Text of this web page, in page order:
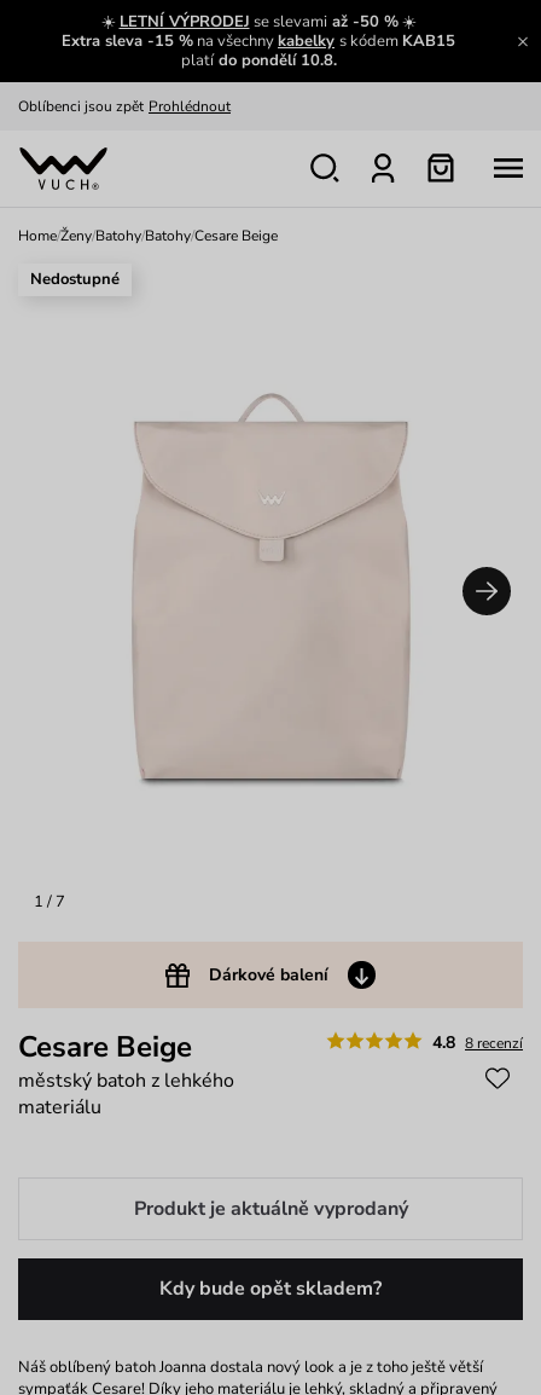
☀️ LETNÍ VÝPRODEJ se slevamiaž -50 %☀️
Extra sleva -15 % na všechnykabelky s kódem KAB15
platído pondělí 10.8.
Zajímavosti ze světa Vuch:
Zobrazit
Oblíbenci jsou zpět Prohlédnout
Nech se inspirovat
Home/Ženy/Batohy/Batohy/Cesare Beige
1 / 7
Dárkové balení
Nedostupné
4.8 8 recenzí
Cesare Beige
městský batoh z lehkého
materiálu
Produkt je aktuálně vyprodaný
Kdy bude opět skladem?
Náš oblíbený batoh Joanna dostala nový look a je z toho ještě větší
sympaťák Cesare! Díky jeho materiálu je lehký, skladný a připravený